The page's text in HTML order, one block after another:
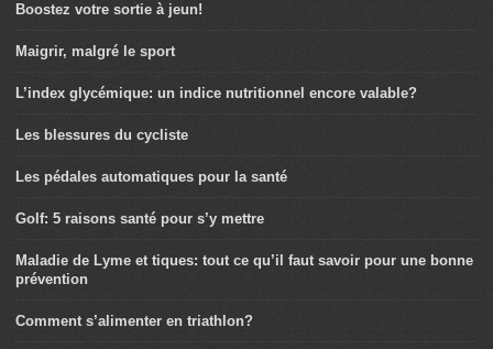
Boostez votre sortie à jeun!
Maigrir, malgré le sport
L’index glycémique: un indice nutritionnel encore valable?
Les blessures du cycliste
Les pédales automatiques pour la santé
Golf: 5 raisons santé pour s’y mettre
Maladie de Lyme et tiques: tout ce qu’il faut savoir pour une bonne
prévention
Comment s’alimenter en triathlon?